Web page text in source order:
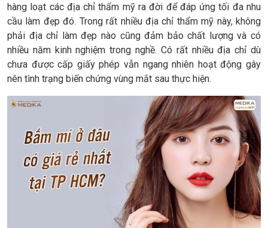
hàng loạt các địa chỉ thẩm mỹ ra đời để đáp ứng tối đa nhu
cầu làm đẹp đó. Trong rất nhiều địa chỉ thẩm mỹ này, không
phải địa chỉ làm đẹp nào cũng đảm bảo chất lượng và có
nhiều năm kinh nghiệm trong nghề. Có rất nhiều địa chỉ dù
chưa được cấp giấy phép vẫn ngang nhiên hoạt động gây
nên tình trạng biến chứng vùng mắt sau thực hiện.